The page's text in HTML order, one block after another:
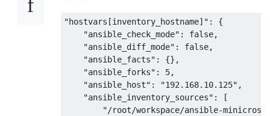
"hostvars[inventory_hostname]": {
    "ansible_check_mode": false,
    "ansible_diff_mode": false,
    "ansible_facts": {},
    "ansible_forks": 5,
    "ansible_host": "192.168.10.125",
    "ansible_inventory_sources": [
"/root/workspace/ansible-